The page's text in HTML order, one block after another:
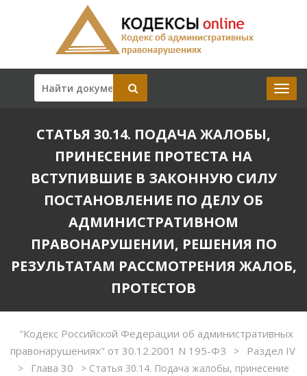
СТАТЬЯ 30.14. ПОДАЧА ЖАЛОБЫ,
ПРИНЕСЕНИЕ ПРОТЕСТА НА
ВСТУПИВШИЕ В ЗАКОННУЮ СИЛУ
ПОСТАНОВЛЕНИЕ ПО ДЕЛУ ОБ
АДМИНИСТРАТИВНОМ
ПРАВОНАРУШЕНИИ, РЕШЕНИЯ ПО
РЕЗУЛЬТАТАМ РАССМОТРЕНИЯ ЖАЛОБ,
ПРОТЕСТОВ
"Кодекс Российской Федерации об административных
правонарушениях" от 30.12.2001 N 195-ФЗ
> Раздел IV
> Глава 30 > Статья 30.14. Подача жалобы, принесение